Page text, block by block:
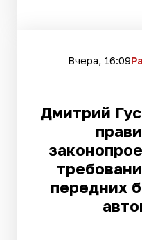
Вчера, 16:09
Дмитрий
передних